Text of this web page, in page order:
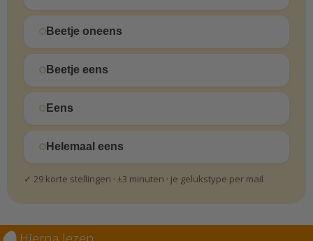
Beetje oneens
Beetje eens
Eens
Helemaal eens
✓ 29 korte stellingen · ±3 minuten · je gelukstype per mail